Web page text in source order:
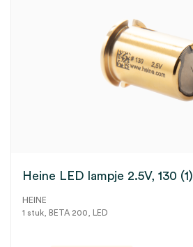
Heine LED lampje 2.5V, 130 (1)
HEINE
1 stuk, BETA 200, LED